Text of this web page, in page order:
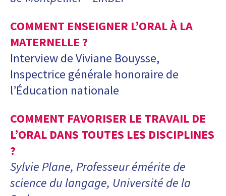
COMMENT ENSEIGNER L’ORAL À LA
MATERNELLE ?
Interview de Viviane Bouysse,
Inspectrice générale honoraire de
l’Éducation nationale
COMMENT FAVORISER LE TRAVAIL DE
L’ORAL DANS TOUTES LES DISCIPLINES
?
Sylvie Plane, Professeur émérite de
science du langage, Université de la